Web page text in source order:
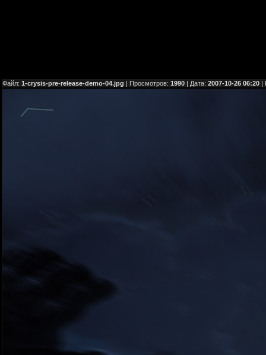
Файл: 1-crysis-pre-release-demo-04.jpg | Просмотров: 1990 | Дата: 2007-10-26 06:20 |